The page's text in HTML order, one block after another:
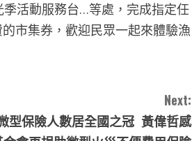
活動服務台…等處，完成指定任
市集券，歡迎民眾一起來體驗漁
Next:
型保險人數居全國之冠 黃偉哲感